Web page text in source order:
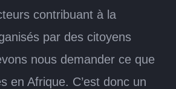
contribuant à la
par des citoyens
nous demander ce que
en Afrique. C’est donc un